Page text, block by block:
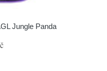
Jungle Panda